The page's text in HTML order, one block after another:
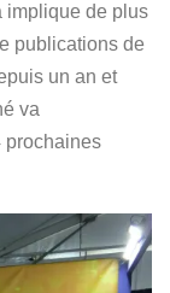
implique de plus
publications de
un an et
va
prochaines